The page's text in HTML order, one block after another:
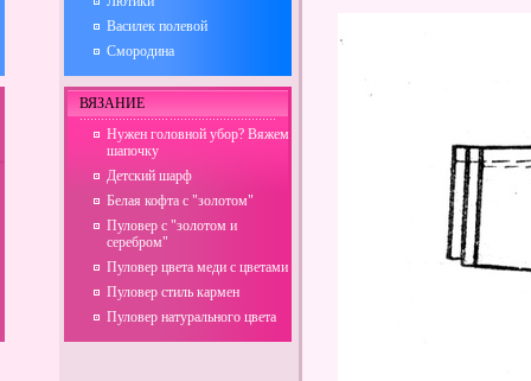
Василек полевой
Смородина
ВЯЗАНИЕ
Нужен головной убор? Вяжем
шапочку
Детский шарф
Белая кофта с "золотом"
Пуловер с "золотом и
серебром"
Пуловер цвета меди с цветами
Пуловер стиль кармен
Пуловер натурального цвета